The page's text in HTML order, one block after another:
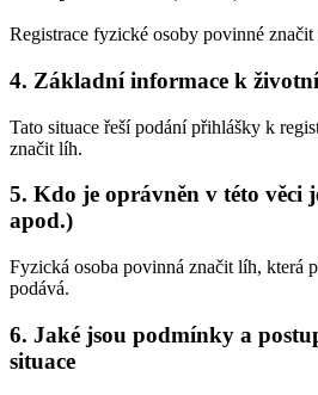
Registrace fyzické osoby povinné značit
4. Základní informace k
Tato situace řeší podání přihlášky k
značit líh.
5. Kdo je oprávněn v této věci
apod.)
Fyzická osoba povinná značit líh, která
podává.
6. Jaké jsou podmínky a
situace